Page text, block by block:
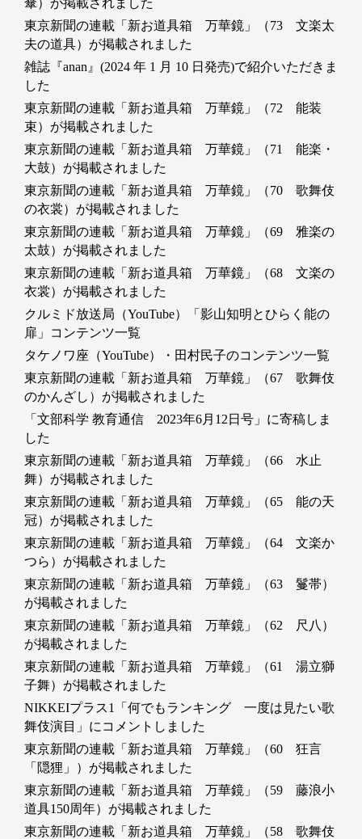
傘）が掲載されました
東京新聞の連載「新お道具箱 万華鏡」（73 文楽太
夫の道具）が掲載されました
雑誌『anan』(2024 年 1 月 10 日発売)で紹介いただきま
した
東京新聞の連載「新お道具箱 万華鏡」（72 能装
束）が掲載されました
東京新聞の連載「新お道具箱 万華鏡」（71 能楽・
大鼓）が掲載されました
東京新聞の連載「新お道具箱 万華鏡」（70 歌舞伎
の衣裳）が掲載されました
東京新聞の連載「新お道具箱 万華鏡」（69 雅楽の
太鼓）が掲載されました
東京新聞の連載「新お道具箱 万華鏡」（68 文楽の
衣裳）が掲載されました
クルミド放送局（YouTube）「影山知明とひらく能の
扉」コンテンツ一覧
タケノワ座（YouTube）・田村民子のコンテンツ一覧
東京新聞の連載「新お道具箱 万華鏡」（67 歌舞伎
のかんざし）が掲載されました
「文部科学 教育通信 2023年6月12日号」に寄稿しま
した
東京新聞の連載「新お道具箱 万華鏡」（66 水止
舞）が掲載されました
東京新聞の連載「新お道具箱 万華鏡」（65 能の天
冠）が掲載されました
東京新聞の連載「新お道具箱 万華鏡」（64 文楽か
つら）が掲載されました
東京新聞の連載「新お道具箱 万華鏡」（63 鬘帯）
が掲載されました
東京新聞の連載「新お道具箱 万華鏡」（62 尺八）
が掲載されました
東京新聞の連載「新お道具箱 万華鏡」（61 湯立獅
子舞）が掲載されました
NIKKEIプラス1「何でもランキング 一度は見たい歌
舞伎演目」にコメントしました
東京新聞の連載「新お道具箱 万華鏡」（60 狂言
「隠狸」）が掲載されました
東京新聞の連載「新お道具箱 万華鏡」（59 藤浪小
道具150周年）が掲載されました
東京新聞の連載「新お道具箱 万華鏡」（58 歌舞伎